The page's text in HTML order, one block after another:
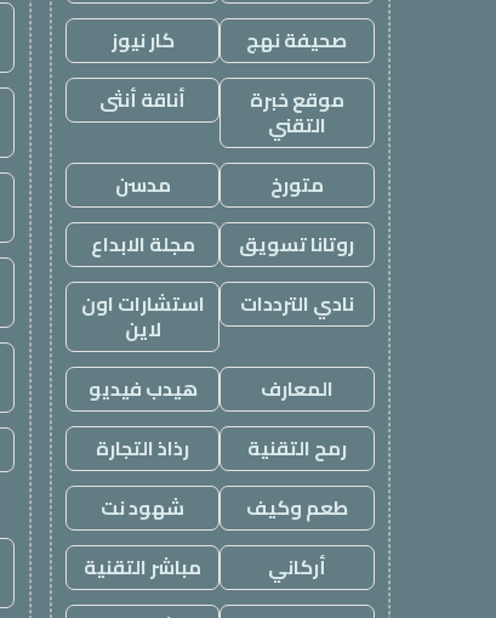
صحيفة نهج
كار نيوز
موقع خبرة
التقني
أناقة أنثى
متورخ
مدسن
روتانا تسويق
مجلة الابداع
نادي الترددات
استشارات اون
لاين
المعارف
هيدب فيديو
رمح التقنية
رذاذ التجارة
طعم وكيف
شهود نت
أركاني
مباشر التقنية